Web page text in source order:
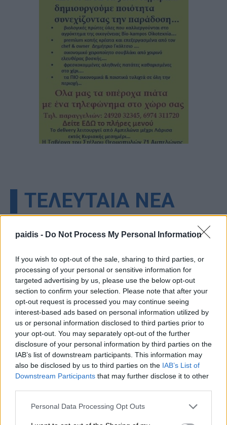
paidis - Do Not Process My Personal Information
If you wish to opt-out of the sale, sharing to third parties, or
processing of your personal or sensitive information for
targeted advertising by us, please use the below opt-out
section to confirm your selection. Please note that after your
opt-out request is processed you may continue seeing
interest-based ads based on personal information utilized by
us or personal information disclosed to third parties prior to
your opt-out. You may separately opt-out of the further
disclosure of your personal information by third parties on the
IAB’s list of downstream participants. This information may
also be disclosed by us to third parties on the IAB’s List of
Downstream Participants that may further disclose it to other
Personal Data Processing Opt Outs
▌ΤΕΛΕΥΤΑΙΑ ΝΕΑ